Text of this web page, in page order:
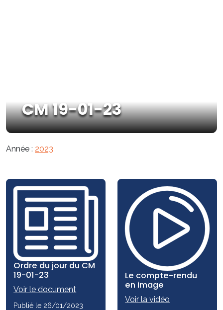
CM 19-01-23
Année : 2023
Ordre du jour du CM
19-01-23
Voir le document
Publié le 26/01/2023
Le compte-rendu
en image
Voir la vidéo